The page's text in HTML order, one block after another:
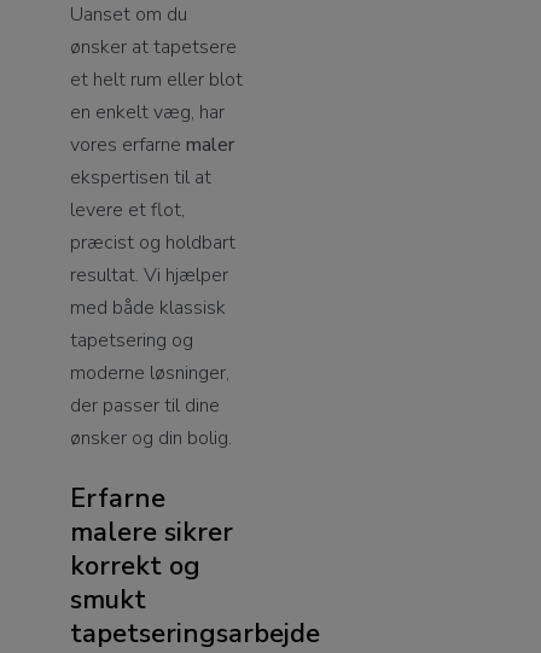
Uanset om du
ønsker at tapetsere
et helt rum eller blot
en enkelt væg, har
vores erfarne maler
ekspertisen til at
levere et flot,
præcist og holdbart
resultat. Vi hjælper
med både klassisk
tapetsering og
moderne løsninger,
der passer til dine
ønsker og din bolig.
Erfarne
malere sikrer
korrekt og
smukt
tapetseringsarbejde